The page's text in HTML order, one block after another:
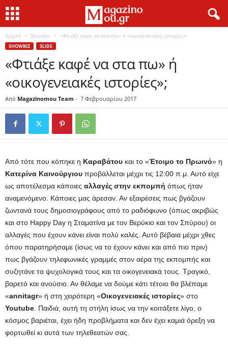
Αρχική Showbiz «Φτιάξε καφέ να στα πω» ή «οικογενειακές ιστορίες»;
SHOWBIZ SLIDE
«Φτιάξε καφέ να στα πω» ή
«οικογενειακές ιστορίες»;
Από Magazinomou Team - 7 Φεβρουαρίου 2017
Από τότε που κόπηκε η Καραβάτου και το «Έτοιμο το Πρωινό» η
Κατερίνα Καινούργιου προβάλλεται μέχρι τις 12:00 π.μ. Αυτό είχε
ως αποτέλεσμα κάποιες αλλαγές στην εκπομπή όπως ήταν
αναμενόμενο. Κάποιες μας άρεσαν. Αν εξαιρέσεις πως βγάζουν
ζωντανά τους δημοσιογράφους από το ραδιόφωνο (όπως ακριβώς
και στο Happy Day η Σταματίνα με τον Βερύκιο και τον Σπύρου) οι
αλλαγές που έχουν κάνει είναι πολύ καλές. Αυτό βέβαια μέχρι χθες
όπου παρατηρήσαμε (ίσως να το έχουν κάνει και από πιο πριν)
πως βγάζουν τηλεφωνικές γραμμές στον αέρα της εκπομπής και
συζητάνε τα ψυχολογικά τους και τα οικογενειακά τους. Τραγικό,
βαρετό και ανούσιο. Αν θέλαμε να δούμε κάτι τέτοιο θα βλέπαμε
«annitagr» ή στη χειρότερη «Οικογενειακές ιστορίες» στο
Youtube . Παιδιά, αυτή τη στήλη ίσως να την κοιτάξετε λίγο, ο
κόσμος βαριέται, έχει ήδη προβλήματα και δεν έχει καμιά όρεξη να
φορτωθεί κι αυτά των τηλεθεατών σας.